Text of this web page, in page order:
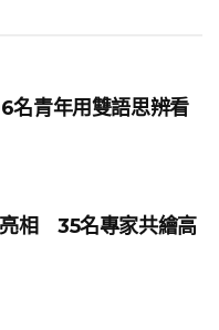
青年用雙語思辨看
相 35名專家共繪高